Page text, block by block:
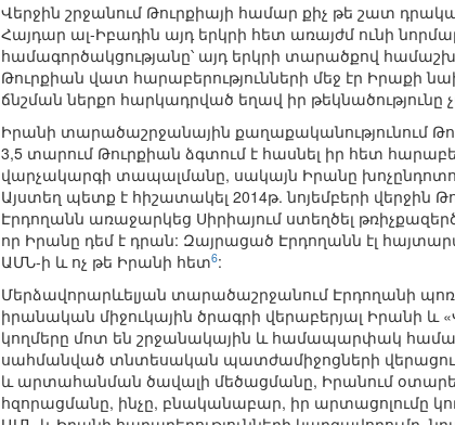
Վերջին շրջանում Թուրքիայի համար քիչ թե շատ
Հայդար ալ-Իբադին այդ երկրի հետ առայժմ ունի
համագործակցությանը՝ այդ երկրի տարածքով
Թուրքիան վատ հարաբերությունների մեջ էր Իրաքի
ճնշման ներքո հարկադրված եղավ իր
Իրանի տարածաշրջանային քաղաքականությունում
3,5 տարում Թուրքիան ձգտում է հասնել իր հետ
վարչակարգի տապալմանը, սակայն Իրանը
Այստեղ պետք է հիշատակել 2014թ. նոյեմբերի վերջին
Էրդողանն առաջարկեց Սիրիայում ստեղծել
որ Իրանը դեմ է դրան: Զայրացած Էրդողանն էլ
ԱՄՆ-ի և ոչ թե Իրանի հետ6:
Մերձավորարևելյան տարածաշրջանում Էրդողանի
իրանական միջուկային ծրագրի վերաբերյալ Իրանի և
կողմերը մոտ են շրջանակային և համապարփակ
սահմանված տնտեսական պատժամիջոցների
և արտահանման ծավալի մեծացմանը, Իրանում
հզորացմանը, ինչը, բնականաբար, իր արտացոլումը